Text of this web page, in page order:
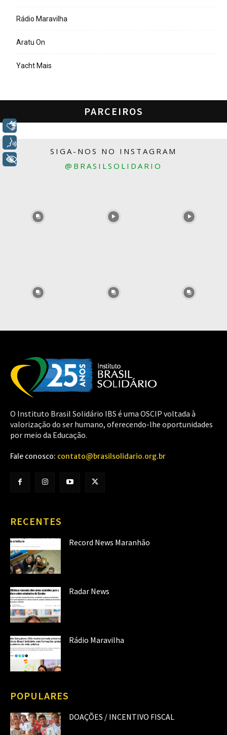
Rádio Maravilha
Aratu On
Yacht Mais
PARCEIROS
SIGA-NOS NO INSTAGRAM
@BRASILSOLIDARIO
O Instituto Brasil Solidário IBS é uma OSCIP voltada à
valorização do ser humano, oferecendo-lhe oportunidades
por meio da Educação.
Fale conosco: contato@brasilsolidario.org.br
RECENTES
Record News Maranhão
Radar News
Rádio Maravilha
POPULARES
DOAÇÕES / INCENTIVO FISCAL
Libras